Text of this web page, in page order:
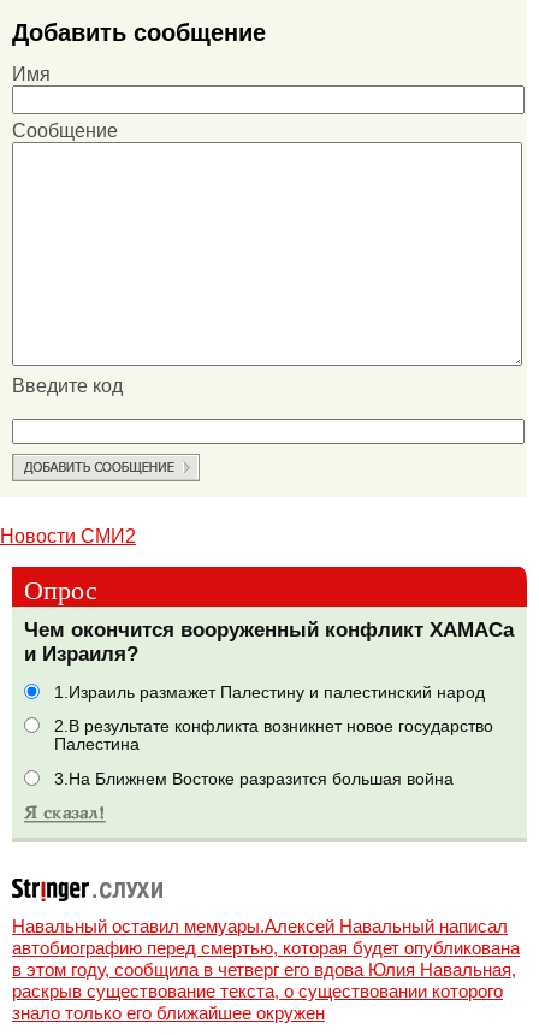
Добавить сообщение
Имя
Сообщение
Введите код
Новости СМИ2
Опрос
Чем окончится вооруженный конфликт ХАМАСа
и Израиля?
1.Израиль размажет Палестину и палестинский народ
2.В результате конфликта возникнет новое государство
Палестина
3.На Ближнем Востоке разразится большая война
Навальный оставил мемуары.Алексей Навальный написал
автобиографию перед смертью, которая будет опубликована
в этом году, сообщила в четверг его вдова Юлия Навальная,
раскрыв существование текста, о существовании которого
знало только его ближайшее окружен